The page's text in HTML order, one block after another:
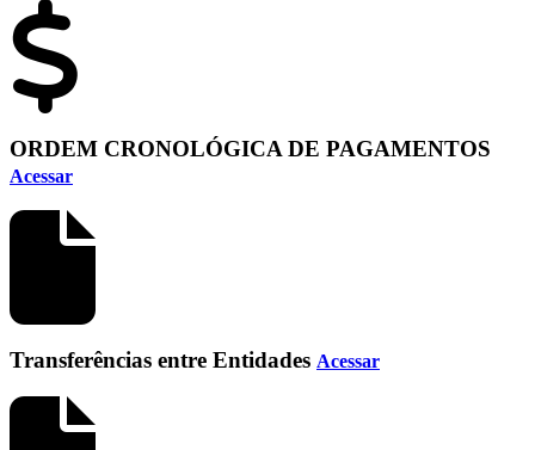
ORDEM CRONOLÓGICA DE PAGAMENTOS
Acessar
Transferências entre Entidades Acessar